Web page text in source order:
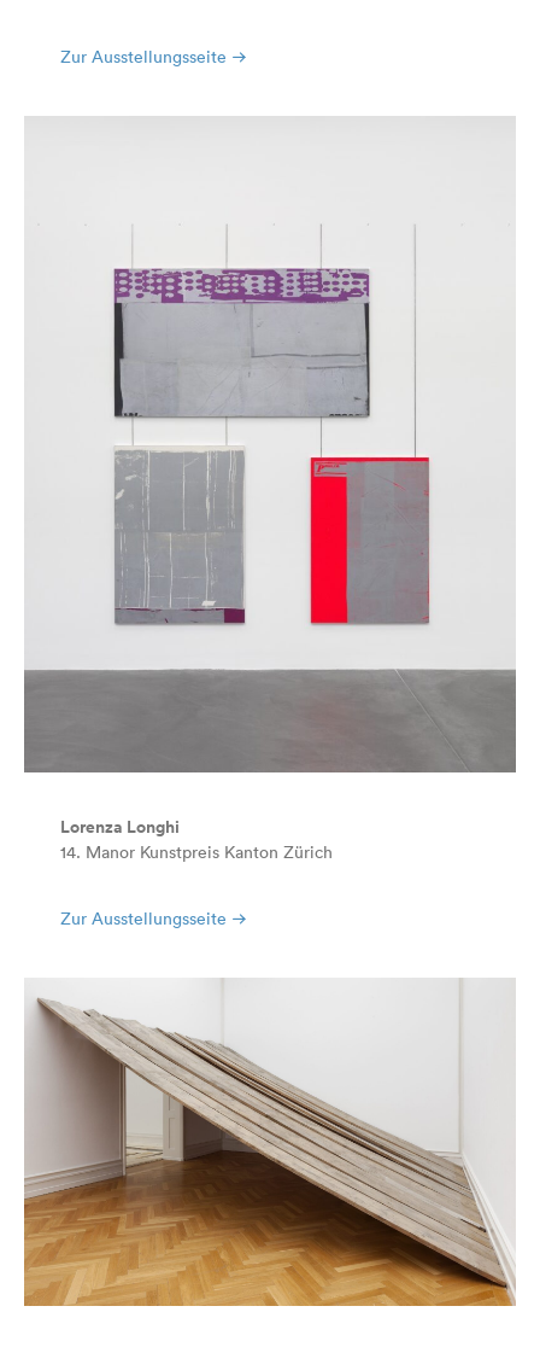
Zur Ausstellungsseite
Lorenza Longhi
14. Manor Kunstpreis Kanton Zürich
Zur Ausstellungsseite